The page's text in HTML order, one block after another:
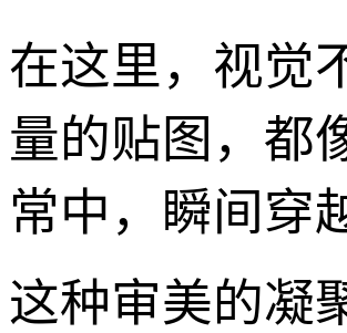
在这里，视觉
量的贴图，都
常中，瞬间穿
这种审美的凝